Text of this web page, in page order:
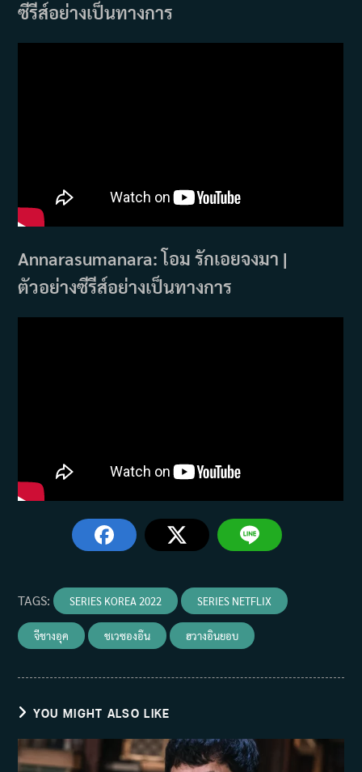
ซีรีส์อย่างเป็นทางการ
Annarasumanara: โอม รักเอยจงมา |
ตัวอย่างซีรีส์อย่างเป็นทางการ
TAGS: SERIES KOREA 2022 SERIES NETFLIX
จีชางอุค ชเวซองอึน ฮวางอินยอบ
YOU MIGHT ALSO LIKE